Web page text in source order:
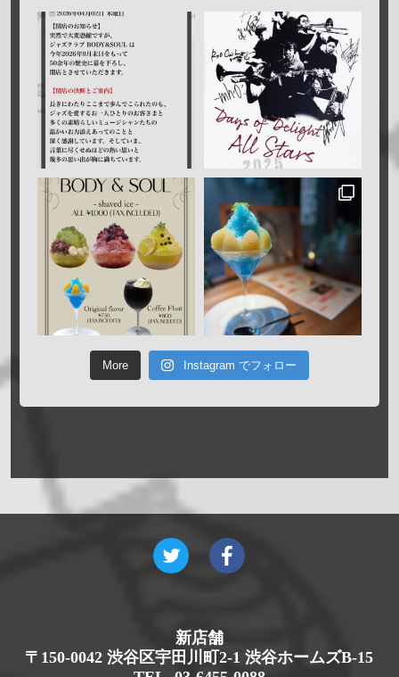
More Instagram でフォロー
新店舗
〒150-0042 渋谷区宇田川町2-1 渋谷ホームズB-15